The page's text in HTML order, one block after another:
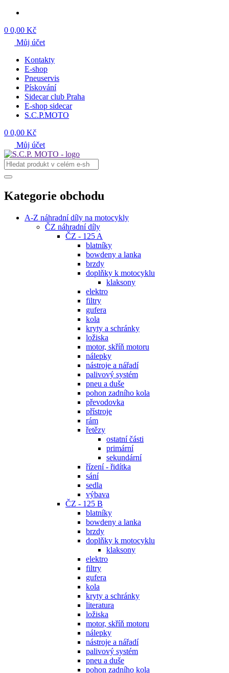
0 0,00 Kč
Můj účet
Kontakty
E-shop
Pneuservis
Pískování
Sidecar club Praha
E-shop sidecar
S.C.P.MOTO
0 0,00 Kč
Můj účet
Kategorie obchodu
A-Z náhradní díly na motocykly
ČZ náhradní díly
ČZ - 125 A
blatníky
bowdeny a lanka
brzdy
doplňky k motocyklu
klaksony
elektro
filtry
gufera
kola
kryty a schránky
ložiska
motor, skříň motoru
nálepky
nástroje a nářadí
palivový systém
pneu a duše
pohon zadního kola
převodovka
přístroje
rám
řetězy
ostatní části
primární
sekundární
řízení - řidítka
sání
sedla
výbava
ČZ - 125 B
blatníky
bowdeny a lanka
brzdy
doplňky k motocyklu
klaksony
elektro
filtry
gufera
kola
kryty a schránky
literatura
ložiska
motor, skříň motoru
nálepky
nástroje a nářadí
palivový systém
pneu a duše
pohon zadního kola